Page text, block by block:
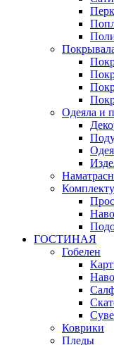
Одеяла и
ГОСТИНАЯ
Гобелен
Коврики
Пледы